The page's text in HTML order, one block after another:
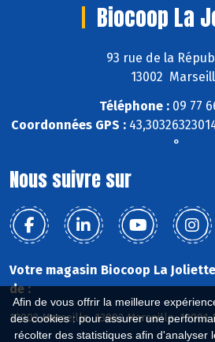
Afin de vous offrir la meilleure
des cookies : pour assurer une
récolter des statistiques afin d'analyser
Biocoop La
93 rue de la
13002
Téléphone : 09 77
Coordonnées GPS :
°
Nous suivre sur
Votre magasin Biocoop La
de :
13003 Marseille, 13002 Marseille, 13001